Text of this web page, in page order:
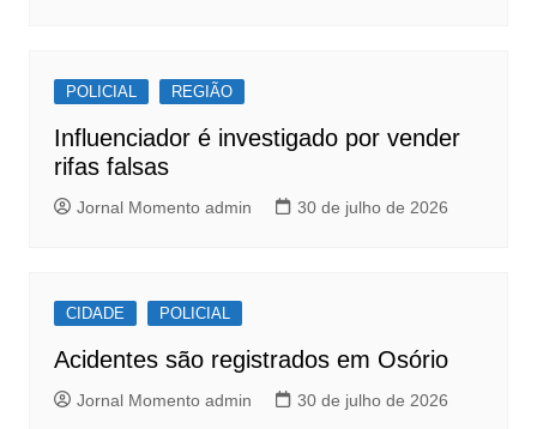
POLICIAL REGIÃO
Influenciador é investigado por vender
rifas falsas
Jornal Momento admin 30 de julho de 2026
CIDADE POLICIAL
Acidentes são registrados em Osório
Jornal Momento admin 30 de julho de 2026